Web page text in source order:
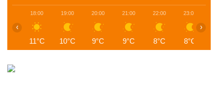
18:00
11°C
19:00
10°C
20:00
9°C
21:00
9°C
22:00
8°C
23:00
8°C
‹ ›